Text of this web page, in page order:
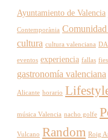
Ayuntamiento de Valencia
Contemporània
cultura cultura valenciana
eventos experiencia fallas
gastronomía valenciana
Alicante horario
música Valencia nacho golfe
Vulcano Random Roig